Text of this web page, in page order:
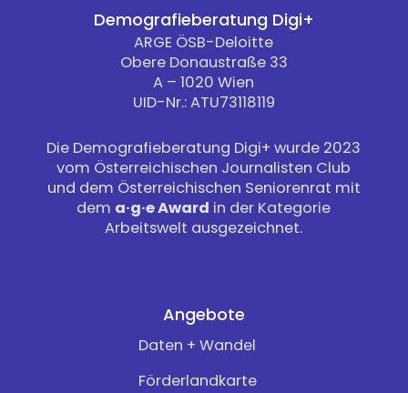
Demografieberatung Digi+
ARGE ÖSB-Deloitte
Obere Donaustraße 33
A – 1020 Wien
UID-Nr.: ATU73118119
Die Demografieberatung Digi+ wurde 2023
vom Österreichischen Journalisten Club
und dem Österreichischen Seniorenrat mit
dem a·g·e Award in der Kategorie
Arbeitswelt ausgezeichnet.
Angebote
Daten + Wandel
Förderlandkarte